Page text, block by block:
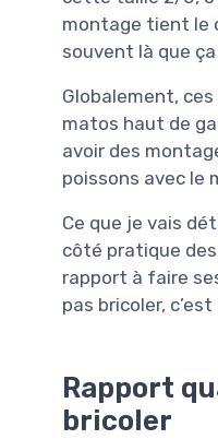
montage tient le
souvent là que
Globalement,
matos haut de
avoir des
poissons avec le
Ce que je vais
côté pratique
rapport à faire
pas bricoler,
Rapport
bricoler